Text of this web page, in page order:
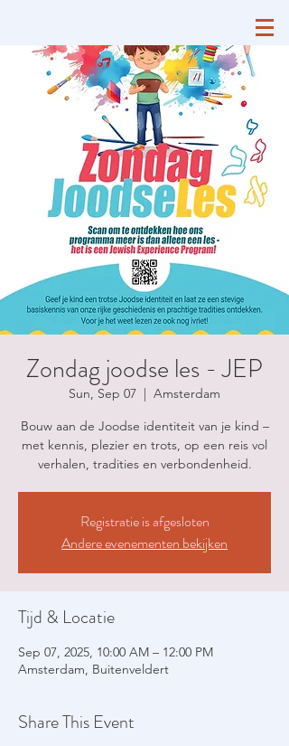
Zondag joodse les - JEP
Sun, Sep 07
  |
Amsterdam
Bouw aan de Joodse identiteit van je kind –
met kennis, plezier en trots, op een reis vol
verhalen, tradities en verbondenheid.
Registratie is afgesloten
Andere evenementen bekijken
Tijd & Locatie
Sep 07, 2025, 10:00 AM – 12:00 PM
Amsterdam, Buitenveldert
Share This Event